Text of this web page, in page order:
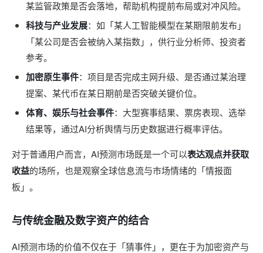
某监管政策是否会落地，帮助机构提前布局或对冲风险。
科技与产业发展：如「某人工智能模型在某期限前发布」
「某公司是否会被纳入某指数」，供行业分析师、投资者
参考。
加密原生事件：项目是否完成主网升级、是否通过某治理
提案、某代币在某日期前是否突破关键价位。
体育、娱乐与社会事件：大型赛事结果、票房表现、选举
结果等，通过AI分析舆情与历史数据进行概率评估。
对于普通用户而言，AI预测市场既是一个可以表达观点并获取
收益的场所，也是观察全球信息流与市场情绪的「情报面
板」。
与传统金融及数字资产的结合
AI预测市场的价值不仅在于「猜事件」，更在于为加密资产与